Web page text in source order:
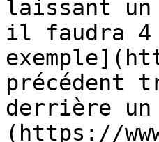
laissant un
il faudra 4
précédent
derrière un
(https://